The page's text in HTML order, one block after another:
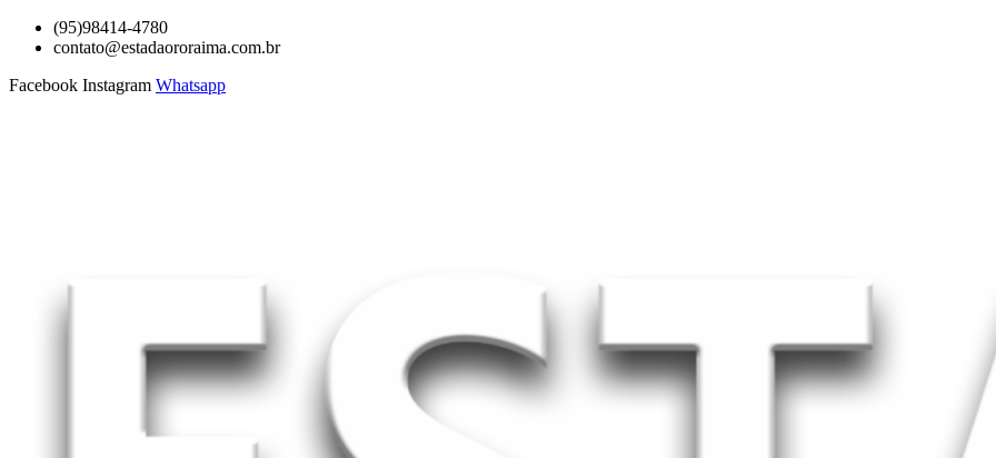
para
conteúdo
(95)98414-4780
contato@estadaororaima.com.br
Facebook Instagram Whatsapp